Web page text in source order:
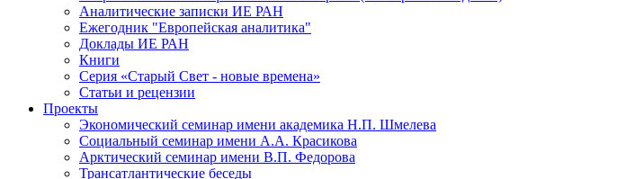
Аналитические записки ИЕ РАН
Ежегодник "Европейская аналитика"
Доклады ИЕ РАН
Книги
Серия «Старый Свет - новые времена»
Статьи и рецензии
Проекты
Экономический семинар имени академика Н.П. Шмелева
Социальный семинар имени А.А. Красикова
Арктический семинар имени В.П. Федорова
Трансатлантические беседы